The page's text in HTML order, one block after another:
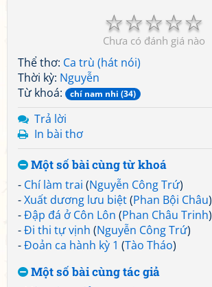
☆
☆
☆
☆
☆
Chưa có đánh giá nào
Thể thơ: Ca trù (hát nói)
Thời kỳ: Nguyễn
Từ khoá:
chí nam nhi (34)
Trả lời
In bài thơ
Một số bài cùng từ khoá
- Chí làm trai (Nguyễn Công Trứ)
-Xuất dương lưu biệt(Phan Bội Châu)
-Đập đá ở Côn Lôn (Phan Châu Trinh)
-Đi thi tự vịnh (Nguyễn Công Trứ)
-Đoản ca hành kỳ 1 (Tào Tháo)
Một số bài cùng tác giả